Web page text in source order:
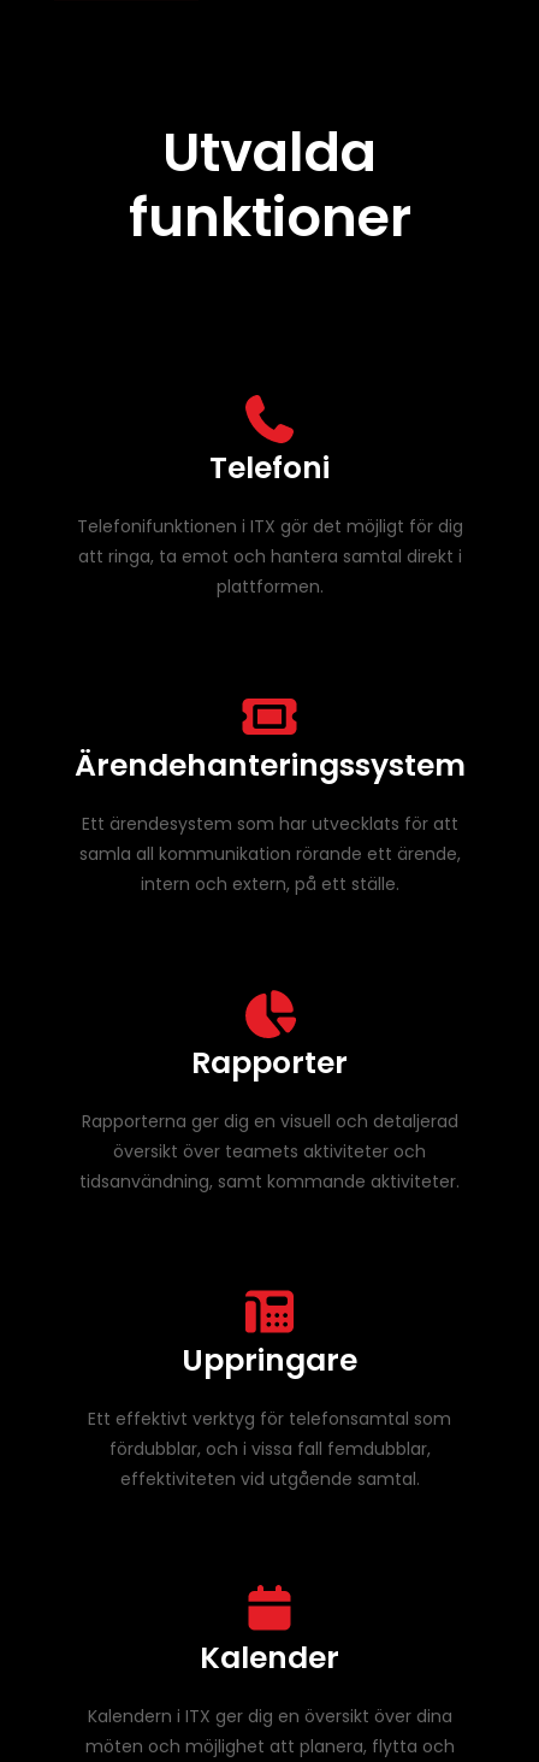
Utvalda
funktioner
Telefoni
Telefonifunktionen i ITX gör det möjligt för dig
att ringa, ta emot och hantera samtal direkt i
plattformen.
Ärendehanteringssystem
Ett ärendesystem som har utvecklats för att
samla all kommunikation rörande ett ärende,
intern och extern, på ett ställe.
Rapporter
Rapporterna ger dig en visuell och detaljerad
översikt över teamets aktiviteter och
tidsanvändning, samt kommande aktiviteter.
Uppringare
Ett effektivt verktyg för telefonsamtal som
fördubblar, och i vissa fall femdubblar,
effektiviteten vid utgående samtal.
Kalender
Kalendern i ITX ger dig en översikt över dina
möten och möjlighet att planera, flytta och